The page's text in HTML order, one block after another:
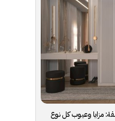
مزايا وعيوب كل نوع